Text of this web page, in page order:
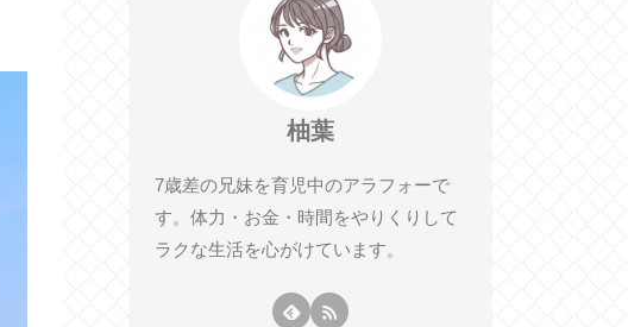
柚葉
7歳差の兄妹を育児中のアラフォーで
す。体力・お金・時間をやりくりして
ラクな生活を心がけています。